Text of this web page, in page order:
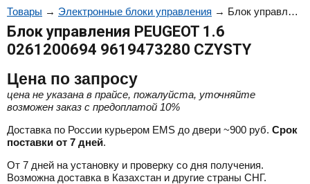
Товары → Электронные блоки управления → Блок управления PEUGEOT 1.6 0261200694 9619473280 CZYSTY
Блок управления PEUGEOT 1.6
0261200694 9619473280 CZYSTY
Цена по запросу
цена не указана в прайсе, пожалуйста, уточняйте
возможен заказ с предоплатой 10%
Доставка по России курьером EMS до двери ~900 руб. Срок
поставки от 7 дней.
От 7 дней на установку и проверку со дня получения.
Возможна доставка в Казахстан и другие страны СНГ.